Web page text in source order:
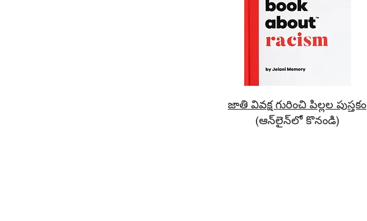
జాతి వివక్ష గురించి పిల్లల పుస్తకం
(ఆన్‌లైన్‌లో కొనండి)